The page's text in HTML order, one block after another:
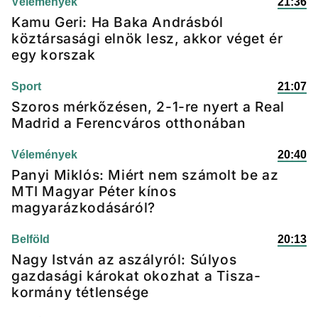
Kamu Geri: Ha Baka Andrásból
köztársasági elnök lesz, akkor véget ér
egy korszak
Sport 21:07
Szoros mérkőzésen, 2-1-re nyert a Real
Madrid a Ferencváros otthonában
Vélemények 20:40
Panyi Miklós: Miért nem számolt be az
MTI Magyar Péter kínos
magyarázkodásáról?
Belföld 20:13
Nagy István az aszályról: Súlyos
gazdasági károkat okozhat a Tisza-
kormány tétlensége